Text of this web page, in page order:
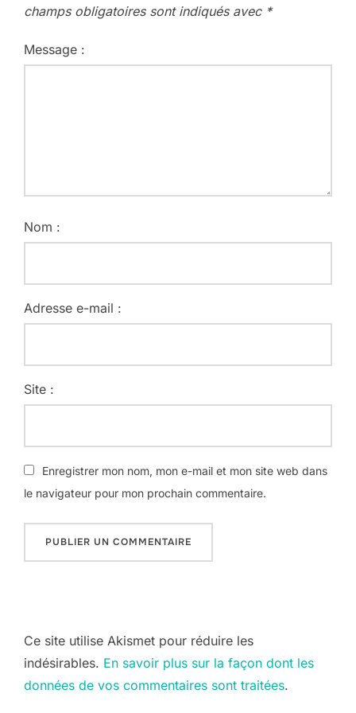
champs obligatoires sont indiqués avec *
Message :
Nom :
Adresse e-mail :
Site :
Enregistrer mon nom, mon e-mail et mon site web dans
le navigateur pour mon prochain commentaire.
Ce site utilise Akismet pour réduire les
indésirables. En savoir plus sur la façon dont les
données de vos commentaires sont traitées.